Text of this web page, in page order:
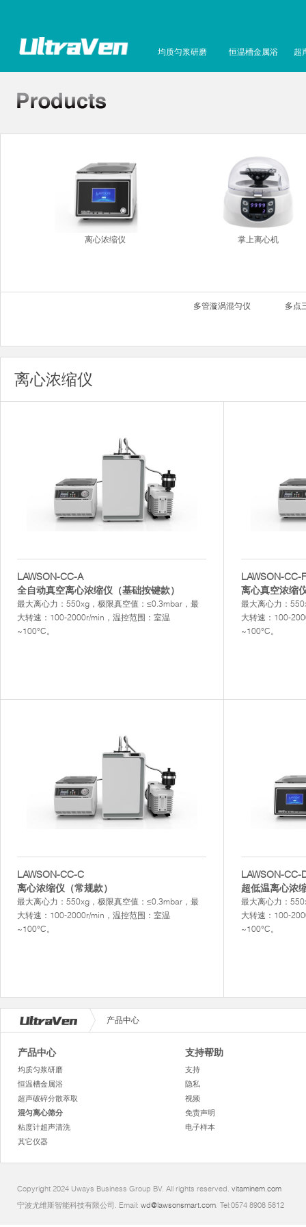
均质匀浆研磨 恒温槽金属浴 超
离心浓缩仪 掌上离心机
多管漩涡混匀仪 多点
离心浓缩仪
LAWSON-CC-A
全自动真空离心浓缩仪（基础按键款）
最大离心力：550xg，极限真空值：≤0.3mbar，最
大转速：100-2000r/min，温控范围：室温
~100°C。
LAWSON-CC-F
离心真空浓缩
最大离心力：
大转速：100-
~100°C。
LAWSON-CC-C
离心浓缩仪（常规款）
最大离心力：550xg，极限真空值：≤0.3mbar，最
大转速：100-2000r/min，温控范围：室温
~100°C。
LAWSON-CC-
超低温离心浓
最大离心力：
大转速：100-
~100°C。
产品中心
产品中心
均质匀浆研磨
恒温槽金属浴
超声破碎分散萃取
混匀离心筛分
粘度计超声清洗
其它仪器
支持帮助
支持
隐私
视频
免责声明
电子样本
Copyright 2024 Uways Business Group BV. All rights reserved. vitaminem.com
宁波尤维斯智能科技有限公司. Email: wd@lawsonsmart.com. Tel:0574 8908 5812